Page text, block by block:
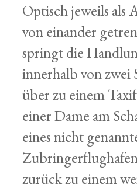
Optisch jeweils als
von einander
springt die
innerhalb von zwei
über zu einem
einer Dame am
eines nicht
zurück zu einem